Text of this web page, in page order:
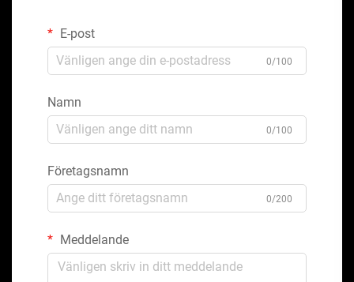
E-post
0/100
Namn
0/100
Företagsnamn
0/200
Meddelande